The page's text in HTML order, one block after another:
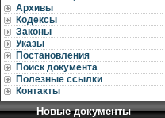
Архивы
Кодексы
Законы
Указы
Постановления
Поиск документа
Полезные ссылки
Контакты
Новые документы